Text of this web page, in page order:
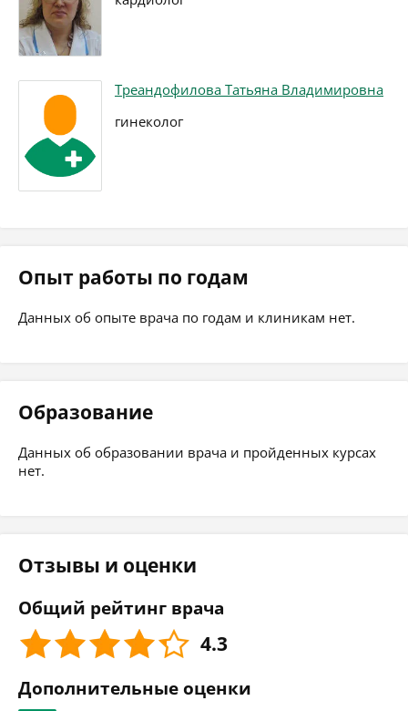
Треандофилова Татьяна Владимировна
гинеколог
Опыт работы по годам
Данных об опыте врача по годам и клиникам нет.
Образование
Данных об образовании врача и пройденных курсах
нет.
Отзывы и оценки
Общий рейтинг врача
4.3
Дополнительные оценки